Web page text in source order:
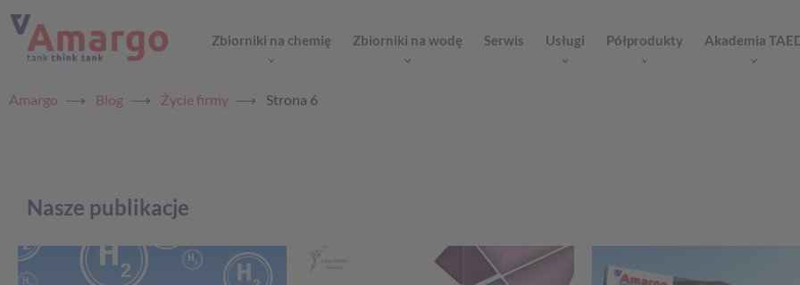
Zbiorniki na chemię Zbiorniki na wodę Serwis Usługi Półprodukty Akademia
Amargo ⟶ Blog ⟶ Życie firmy ⟶ Strona 6
Nasze publikacje